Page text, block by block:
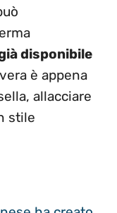
già disponibile
è appena
allacciare
stile